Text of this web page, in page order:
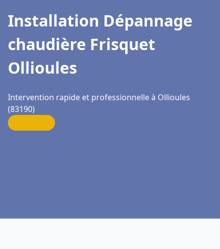
Installation Dépannage
chaudière Frisquet
Ollioules
Intervention rapide et professionnelle à Ollioules
(83190)